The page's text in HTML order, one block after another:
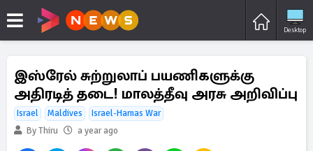
Desktop
இஸ்ரேல் சுற்றுலாப் பயணிகளுக்கு
அதிரடித் தடை! மாலத்தீவு அரசு அறிவிப்பு
Israel Maldives
Israel-Hamas War
By Thiru
a year ago